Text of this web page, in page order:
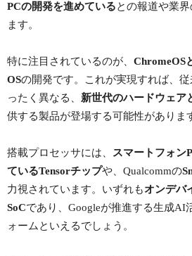
PCの開発を進めているとの報道や業
ます。
特に注目されているのが、 ChromeOS
OSの開発です。これが実現すれば、従
ったく異なる、 新世代のハードウェア
供する製品が登場する可能性がありま
搭載プロセッサには、
スマートフォン
ているTensorチップや、Qualcommの
力視されています。いずれもオンデバ
SoCであり、Googleが推進する生成AI
ォームといえるでしょう。